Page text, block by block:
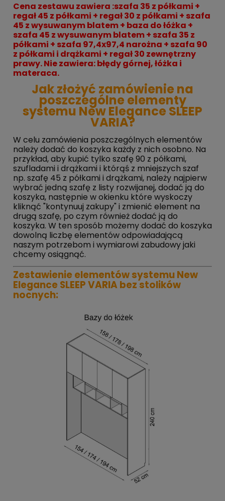
Cena zestawu zawiera :szafa 35 z półkami +
regał 45 z półkami + regał 30 z półkami + szafa
45 z wysuwanym blatem + baza do łóżka +
szafa 45 z wysuwanym blatem + szafa 35 z
półkami + szafa 97,4x97,4 narożna + szafa 90
z półkami i drążkami + regał 30 zewnętrzny
prawy.Nie zawiera:błędygórnej, łóżka i
materaca.
Jak złożyć zamówienie na
poszczególne elementy
systemu New Elegance SLEEP
VARIA?
W celu zamówienia poszczególnych elementów
należy dodać do koszyka każdy z nich osobno. Na
przykład, aby kupić tylko szafę 90 z półkami,
szufladami i drążkami i którąś z mniejszych szaf
np. szafę 45 z półkami i drążkami, należy najpierw
wybrać jedną szafę z listy rozwijanej, dodać ją do
koszyka, następnie w okienku które wyskoczy
kliknąć "kontynuuj zakupy" i zmienić element na
drugą szafę, po czym również dodać ją do
koszyka. W ten sposób możemy dodać do koszyka
dowolną liczbę elementów odpowiadającą
naszym potrzebom i wymiarowi zabudowy jaki
chcemy osiągnąć.
Zestawienie elementów systemu New
Elegance SLEEP VARIA bez stolików
nocnych: